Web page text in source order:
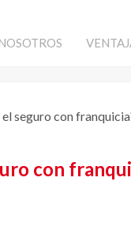
seguro con
con